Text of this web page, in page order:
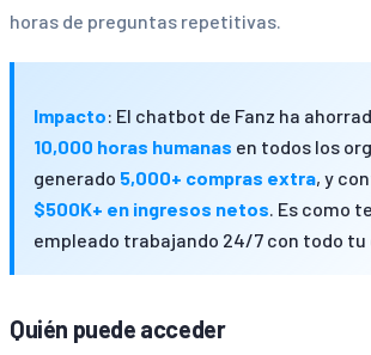
horas de preguntas repetitivas.
Impacto: El chatbot de Fanz ha
10,000 horas humanas en todos los
generado 5,000+ compras extra, y
$500K+ en ingresos netos . Es como
empleado trabajando 24/7 con todo tu
Quién puede acceder